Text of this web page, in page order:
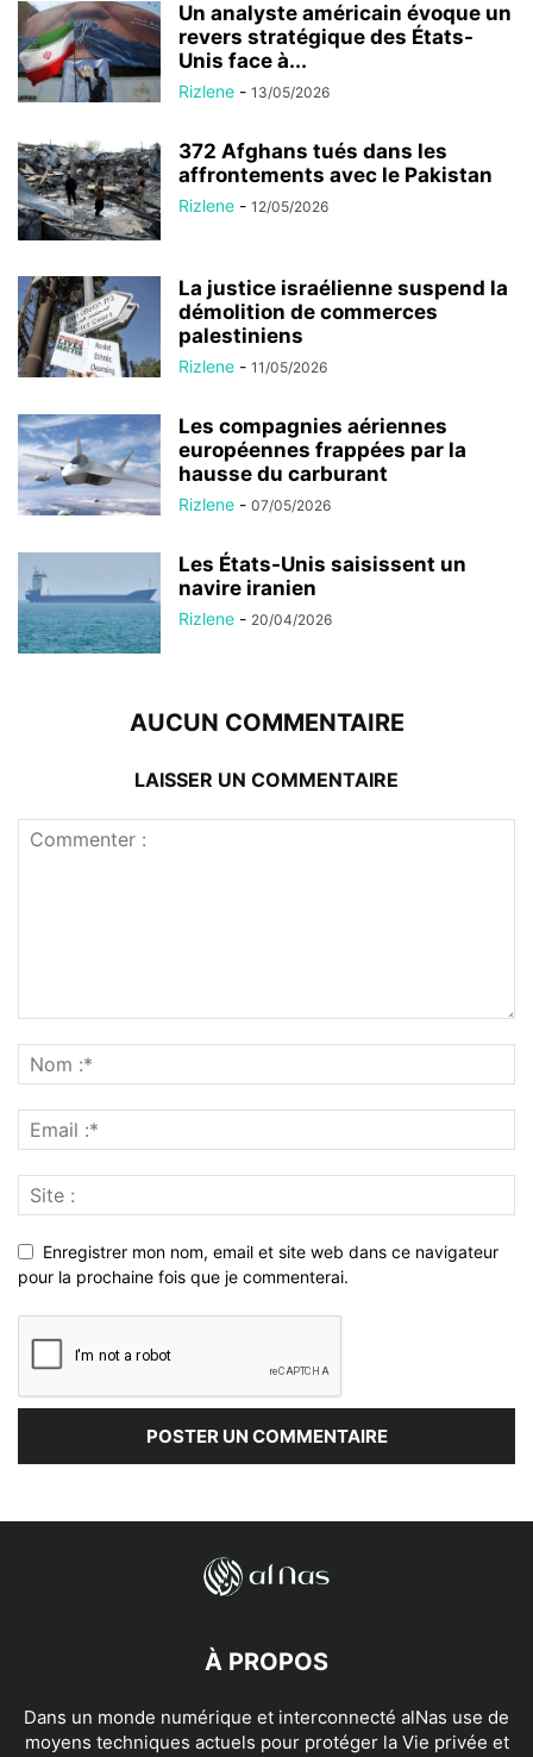
Un analyste américain évoque un
revers stratégique des États-
Unis face à...
Rizlene - 13/05/2026
372 Afghans tués dans les
affrontements avec le Pakistan
Rizlene - 12/05/2026
La justice israélienne suspend la
démolition de commerces
palestiniens
Rizlene - 11/05/2026
Les compagnies aériennes
européennes frappées par la
hausse du carburant
Rizlene - 07/05/2026
Les États-Unis saisissent un
navire iranien
Rizlene - 20/04/2026
AUCUN COMMENTAIRE
LAISSER UN COMMENTAIRE
Enregistrer mon nom, email et site web dans ce navigateur
pour la prochaine fois que je commenterai.
À PROPOS
Dans un monde numérique et interconnecté alNas use de
moyens techniques actuels pour protéger la Vie privée et